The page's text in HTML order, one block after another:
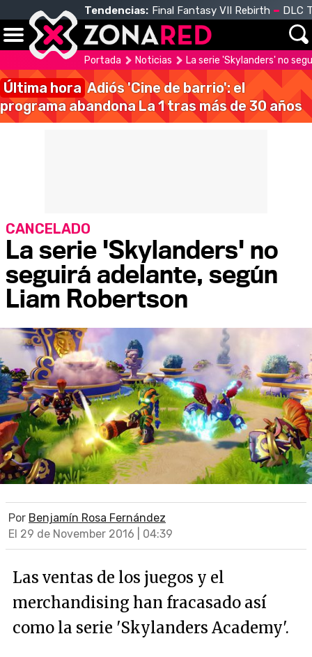
Tendencias: Final Fantasy VII Rebirth DLC
Portada Noticias La serie 'Skylanders' no
Última hora Adiós 'Cine de barrio': el
programa abandona La 1 tras más de 30 años
La serie 'Skylanders' no
seguirá adelante, según
Liam Robertson
CANCELADO
Por Benjamín Rosa Fernández
El 29 de November 2016 | 04:39
Las ventas de los juegos y el
merchandising han fracasado así
como la serie 'Skylanders Academy'.